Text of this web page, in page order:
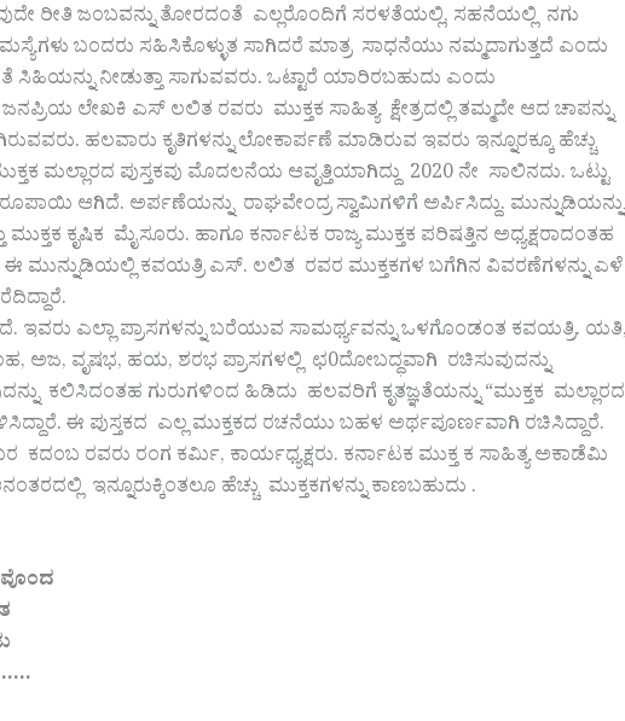
ರೀತಿ ಜಂಬವನ್ನು ತೋರದಂತೆ ಎಲ್ಲರೊಂದಿಗೆ ಸರಳತೆಯಲ್ಲಿ, ಸಹನೆಯಲ್ಲಿ ನಗು
ಬಂದರು ಸಹಿಸಿಕೊಳ್ಳುತ ಸಾಗಿದರೆ ಮಾತ್ರ ಸಾಧನೆಯು ನಮ್ಮದಾಗುತ್ತದೆ ಎಂದು
ನೀಡುತ್ತಾ ಸಾಗುವವರು. ಒಟ್ಟಾರೆ ಯಾರಿರಬಹುದು ಎಂದು
ಲೇಖಕಿ ಎಸ್ ಲಲಿತ ರವರು ಮುಕ್ತಕ ಸಾಹಿತ್ಯ ಕ್ಷೇತ್ರದಲ್ಲಿ ತಮ್ಮದೇ ಆದ ಚಾಪನ್ನು
ಹಲವಾರು ಕೃತಿಗಳನ್ನು ಲೋಕಾರ್ಪಣೆ ಮಾಡಿರುವ ಇವರು ಇನ್ನೂರಕ್ಕೂ ಹೆಚ್ಚು
ಮಲ್ಲಾರದ ಪುಸ್ತಕವು ಮೊದಲನೆಯ ಆವೃತ್ತಿಯಾಗಿದ್ದು 2020 ನೇ ಸಾಲಿನದು. ಒಟ್ಟು
ಆಗಿದೆ. ಅರ್ಪಣೆಯನ್ನು ರಾಘವೇಂದ್ರ ಸ್ವಾಮಿಗಳಿಗೆ ಅರ್ಪಿಸಿದ್ದು. ಮುನ್ನುಡಿಯನ್ನು
ಮುಕ್ತಕ ಕೃಷಿಕ ಮೈಸೂರು. ಹಾಗೂ ಕರ್ನಾಟಕ ರಾಜ್ಯ ಮುಕ್ತಕ ಪರಿಷತ್ತಿನ ಅಧ್ಯಕ್ಷರಾದಂತಹ
ಈ ಮುನ್ನುಡಿಯಲ್ಲಿ ಕವಯತ್ರಿ ಎಸ್. ಲಲಿತ ರವರ ಮುಕ್ತಕಗಳ ಬಗೆಗಿನ ವಿವರಣೆಗಳನ್ನು ಎಳೆ
ಇವರು ಎಲ್ಲಾ ಪ್ರಾಸಗಳನ್ನು ಬರೆಯುವ ಸಾಮರ್ಥ್ಯವನ್ನು ಒಳಗೊಂಡಂತ ಕವಯತ್ರಿ. ಯತಿ,
ಅಜ, ವೃಷಭ, ಹಯ, ಶರಭ ಪ್ರಾಸಗಳಲ್ಲಿ ಛ0ದೋಬದ್ಧವಾಗಿ ರಚಿಸುವುದನ್ನು
ಕಲಿಸಿದಂತಹ ಗುರುಗಳಿಂದ ಹಿಡಿದು ಹಲವರಿಗೆ ಕೃತಜ್ಞತೆಯನ್ನು “ಮುಕ್ತಕ ಮಲ್ಲಾರದ
ಈ ಪುಸ್ತಕದ ಎಲ್ಲ ಮುಕ್ತಕದ ರಚನೆಯು ಬಹಳ ಅರ್ಥಪೂರ್ಣವಾಗಿ ರಚಿಸಿದ್ದಾರೆ.
ಕದಂಬ ರವರು ರಂಗ ಕರ್ಮಿ, ಕಾರ್ಯಧ್ಯಕ್ಷರು. ಕರ್ನಾಟಕ ಮುಕ್ತ ಕ ಸಾಹಿತ್ಯ ಅಕಾಡೆಮಿ
ಇನ್ನೂರುಕ್ಕಿಂತಲೂ ಹೆಚ್ಚು ಮುಕ್ತಕಗಳನ್ನು ಕಾಣಬಹುದು .